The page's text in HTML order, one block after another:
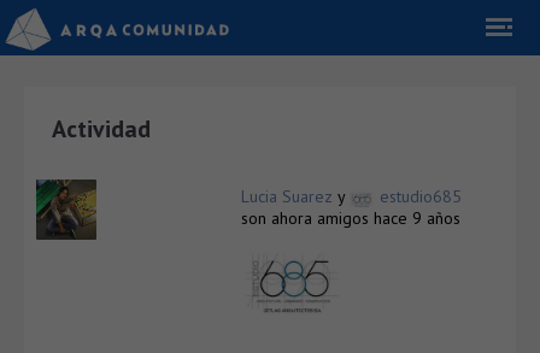
Actividad
Lucia Suarez y
estudio685
son ahora amigos hace 9 años